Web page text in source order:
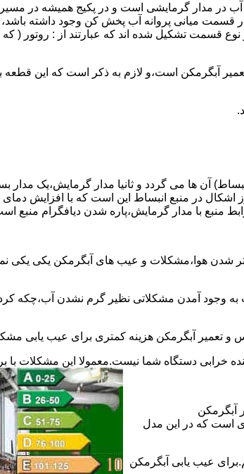
در مدار گرمایشی است و در پکیج همیشه در
لازم است آب در قسمت میانی پروانه آب پخش کن وجود
نوع قسمت تشکیل شده اند که عبارتند از : روتور
آبگرمکن است،و لازم به ذکر است که این
آن ها می گردد و ثانیا مدار گرمایش،یک
اشکال در منبع انبساط این است که با افزایش
منبع با مدار گرمایش،پاره شدن دیافگرام منبع
شدن هوا،مشکلات و عیب های آبگرمکن یکی یکی
وجود آمدن مشکلاتی نظیر گرم نشدن آب،چکه
و تعمیر آبگرمکن هزینه کمتری برای عیب یابی
خرابی دستگاه شما نیست.معمولا این مشکلات
آبگرمکن
است که در این مدل
عیب یابی آبگرمکن